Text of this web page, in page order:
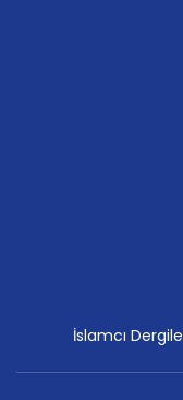
İslamcı